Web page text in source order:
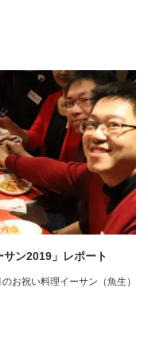
ン2019」レポート
お祝い料理イーサン（魚生）